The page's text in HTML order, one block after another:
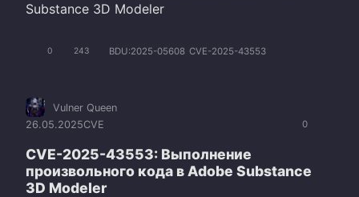
Substance 3D Modeler
0 243 BDU:2025-05608 CVE-2025-43553
0
Vulner Queen
26.05.2025CVE
CVE-2025-43553: Выполнение
произвольного кода в Adobe Substance
3D Modeler